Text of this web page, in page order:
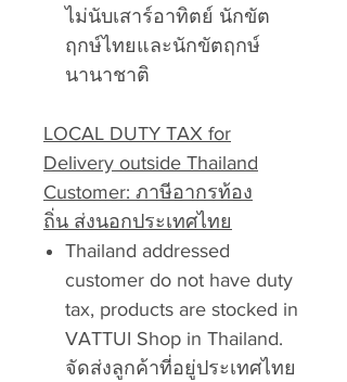
ไม่นับเสาร์อาทิตย์ นักขัต
ฤกษ์ไทยและนักขัตฤกษ์
นานาชาติ
LOCAL DUTY TAX for
Delivery outside Thailand
Customer: ภาษีอากรท้อง
ถิ่น ส่งนอกประเทศไทย
Thailand addressed
customer do not have duty
tax, products are stocked in
VATTUI Shop in Thailand.
จัดส่งลูกค้าที่อยู่ประเทศไทย